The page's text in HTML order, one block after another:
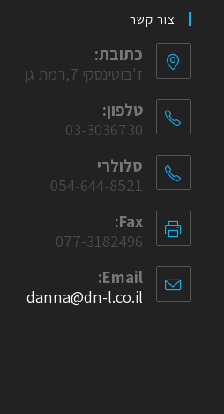
צור קשר
כתובת:
ז'בוטינסקי 7,רמת גן
טלפון:
03-3036730
סלולרי
054-644-8521
Fax:
077-3182496
Email:
danna@dn-l.co.il
Opens